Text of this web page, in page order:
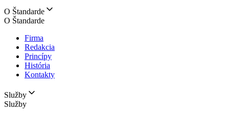
O Štandarde
O Štandarde
Firma
Redakcia
Princípy
História
Kontakty
Služby
Služby